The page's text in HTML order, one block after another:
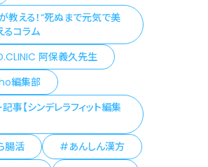
教える！“死ぬまで元気で美
るコラム
阿保義久先生
編集部
事【シンデレラフィット編集
腸活
あんしん漢方